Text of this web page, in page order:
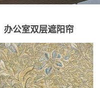
办公室双层遮阳帘